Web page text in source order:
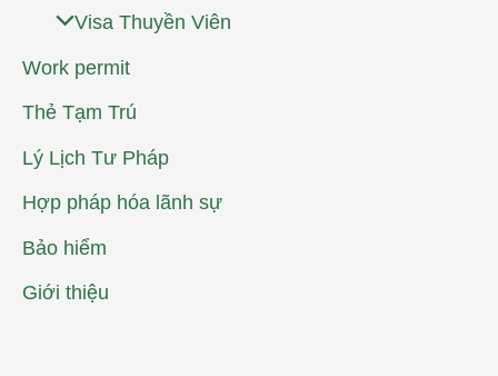
Visa Thuyền Viên
Work permit
Thẻ Tạm Trú
Lý Lịch Tư Pháp
Hợp pháp hóa lãnh sự
Bảo hiểm
Giới thiệu